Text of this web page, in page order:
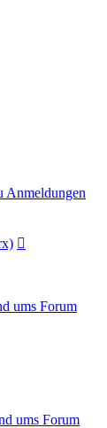
Anmeldungen
ums Forum
ums Forum